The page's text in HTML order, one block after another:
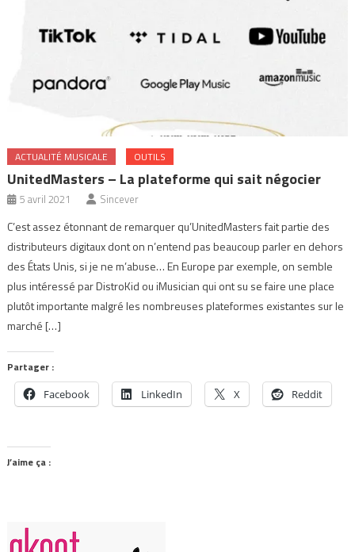
ACTUALITÉ MUSICALE OUTILS
UnitedMasters – La plateforme qui sait négocier
5 avril 2021 Sincever
C’est assez étonnant de remarquer qu’UnitedMasters fait partie des
distributeurs digitaux dont on n’entend pas beaucoup parler en dehors
des États Unis, si je ne m’abuse… En Europe par exemple, on semble
plus intéressé par DistroKid ou iMusician qui ont su se faire une place
plutôt importante malgré les nombreuses plateformes existantes sur le
marché […]
Partager :
Facebook LinkedIn X Reddit
J’aime ça :